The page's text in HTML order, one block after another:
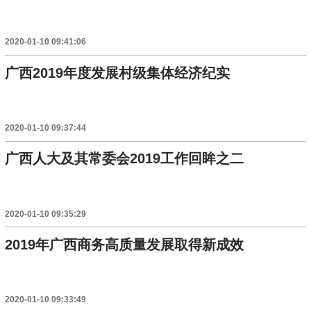
2020-01-10 09:41:06
广西2019年度发展村级集体经济纪实
2020-01-10 09:37:44
广西人大及其常委会2019工作回眸之二
2020-01-10 09:35:29
2019年广西商务高质量发展取得新成效
2020-01-10 09:33:49